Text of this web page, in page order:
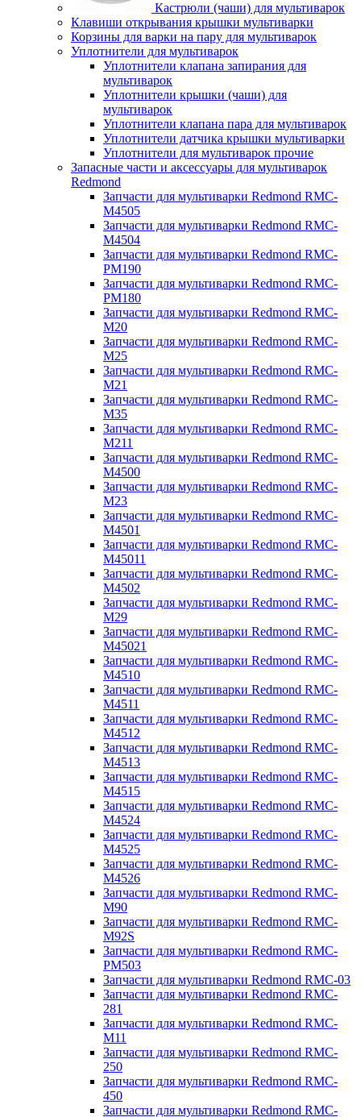
Кастрюли (чаши) для мультиварок
Клавиши открывания крышки мультиварки
Корзины для варки на пару для мультиварок
Уплотнители для мультиварок
Уплотнители клапана запирания для
мультиварок
Уплотнители крышки (чаши) для
мультиварок
Уплотнители клапана пара для мультиварок
Уплотнители датчика крышки мультиварки
Уплотнители для мультиварок прочие
Запасные части и аксессуары для мультиварок
Redmond
Запчасти для мультиварки Redmond RMC-
M4505
Запчасти для мультиварки Redmond RMC-
M4504
Запчасти для мультиварки Redmond RMC-
PM190
Запчасти для мультиварки Redmond RMC-
PM180
Запчасти для мультиварки Redmond RMC-
M20
Запчасти для мультиварки Redmond RMC-
M25
Запчасти для мультиварки Redmond RMC-
M21
Запчасти для мультиварки Redmond RMC-
M35
Запчасти для мультиварки Redmond RMC-
M211
Запчасти для мультиварки Redmond RMC-
M4500
Запчасти для мультиварки Redmond RMC-
M23
Запчасти для мультиварки Redmond RMC-
M4501
Запчасти для мультиварки Redmond RMC-
M45011
Запчасти для мультиварки Redmond RMC-
M4502
Запчасти для мультиварки Redmond RMC-
M29
Запчасти для мультиварки Redmond RMC-
M45021
Запчасти для мультиварки Redmond RMC-
M4510
Запчасти для мультиварки Redmond RMC-
M4511
Запчасти для мультиварки Redmond RMC-
M4512
Запчасти для мультиварки Redmond RMC-
M4513
Запчасти для мультиварки Redmond RMC-
M4515
Запчасти для мультиварки Redmond RMC-
M4524
Запчасти для мультиварки Redmond RMC-
M4525
Запчасти для мультиварки Redmond RMC-
M4526
Запчасти для мультиварки Redmond RMC-
M90
Запчасти для мультиварки Redmond RMC-
M92S
Запчасти для мультиварки Redmond RMC-
PM503
Запчасти для мультиварки Redmond RMC-03
Запчасти для мультиварки Redmond RMC-
281
Запчасти для мультиварки Redmond RMC-
M11
Запчасти для мультиварки Redmond RMC-
250
Запчасти для мультиварки Redmond RMC-
450
Запчасти для мультиварки Redmond RMC-